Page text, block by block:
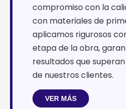
compromiso con la
con materiales de
aplicamos rigurosos
etapa de la obra,
resultados que
de nuestros clientes.
VER MÁS